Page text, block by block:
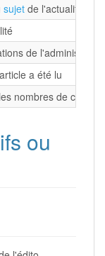
sujet de l'actualité
de
a été lu
nombres de
ou